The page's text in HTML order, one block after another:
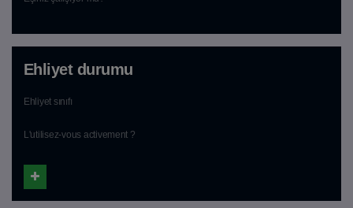
Ehliyet durumu
Ehliyet sınıfı
L'utilisez-vous activement ?